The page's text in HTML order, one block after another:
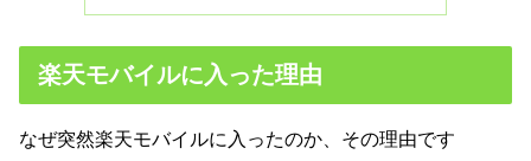
楽天モバイルに入った理由
なぜ突然楽天モバイルに入ったのか、その理由です